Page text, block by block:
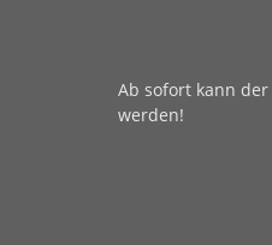
Ab sofort kann der
werden!